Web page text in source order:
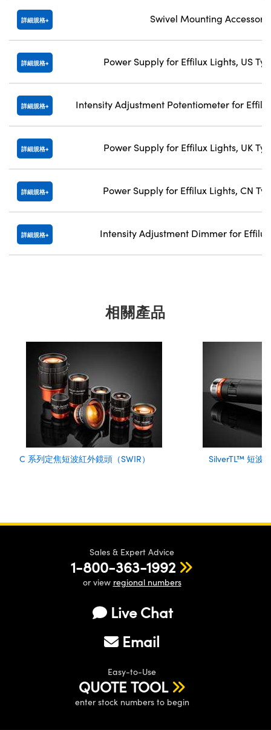
詳細規格 Swivel Mounting Accessory
詳細規格 Power Supply for Effilux Lights, US
詳細規格 Intensity Adjustment Potentiometer for
詳細規格 Power Supply for Effilux Lights, UK
詳細規格 Power Supply for Effilux Lights, CN
詳細規格 Intensity Adjustment Dimmer for
相關產品
C 系列定焦短波紅外鏡頭（SWIR） SilverTL™ 短波
Sales & Expert Advice
1-800-363-1992
or view regional numbers
Live Chat
Email
Easy-to-Use
QUOTE TOOL
enter stock numbers to begin